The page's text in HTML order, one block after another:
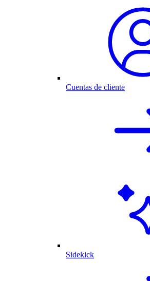
Cuentas de cliente
Sidekick